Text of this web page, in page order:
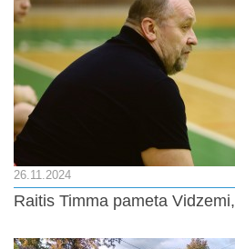
26.11.2024
Raitis Timma pameta